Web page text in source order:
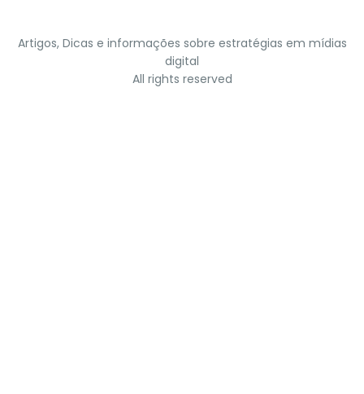
Artigos, Dicas e informações sobre estratégias em mídias
digital
All rights reserved